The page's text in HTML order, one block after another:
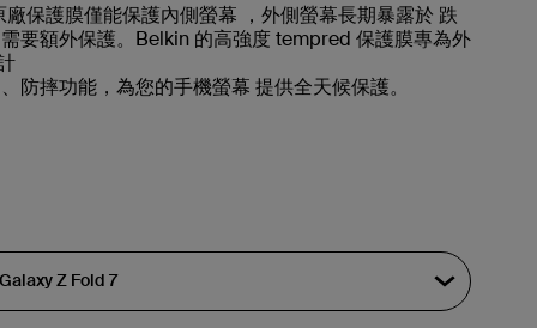
保護膜僅能保護內側螢幕 ，外側螢幕長期暴露於 跌
要額外保護。Belkin 的高強度 tempred 保護膜專為外
防摔功能，為您的手機螢幕 提供全天候保護。